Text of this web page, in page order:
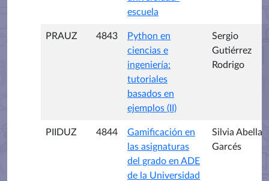
escuela
PRAUZ 4843
Python en
ciencias e
ingeniería:
tutoriales
basados en
ejemplos (II)
Sergio
Gutiérrez
Rodrigo
PIIDUZ 4844
Gamificación en
las asignaturas
del grado en ADE
de la Universidad
Silvia Abella
Garcés